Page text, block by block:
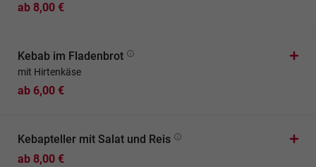
ab 8,00 €
Kebab im Fladenbrot
mit Hirtenkäse
ab 6,00 €
Kebapteller mit Salat und Reis
ab 8,00 €